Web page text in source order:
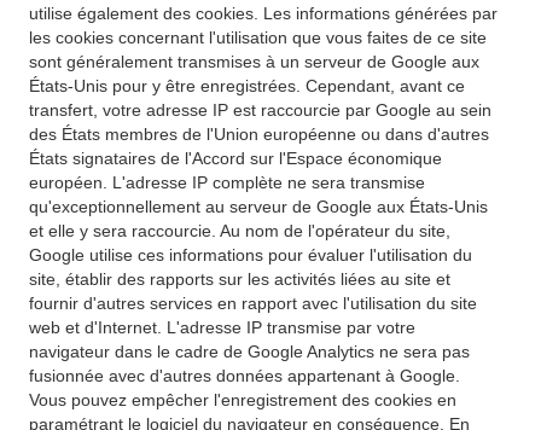
utilise également des cookies. Les informations générées par
les cookies concernant l'utilisation que vous faites de ce site
sont généralement transmises à un serveur de Google aux
États-Unis pour y être enregistrées. Cependant, avant ce
transfert, votre adresse IP est raccourcie par Google au sein
des États membres de l'Union européenne ou dans d'autres
États signataires de l'Accord sur l'Espace économique
européen. L'adresse IP complète ne sera transmise
qu'exceptionnellement au serveur de Google aux États-Unis
et elle y sera raccourcie. Au nom de l'opérateur du site,
Google utilise ces informations pour évaluer l'utilisation du
site, établir des rapports sur les activités liées au site et
fournir d'autres services en rapport avec l'utilisation du site
web et d'Internet. L'adresse IP transmise par votre
navigateur dans le cadre de Google Analytics ne sera pas
fusionnée avec d'autres données appartenant à Google.
Vous pouvez empêcher l'enregistrement des cookies en
paramétrant le logiciel du navigateur en conséquence. En